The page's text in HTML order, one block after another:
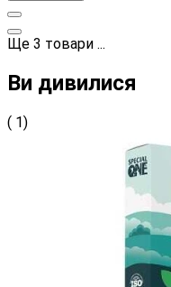
Ще 3 товари ...
Ви дивилися
( 1)